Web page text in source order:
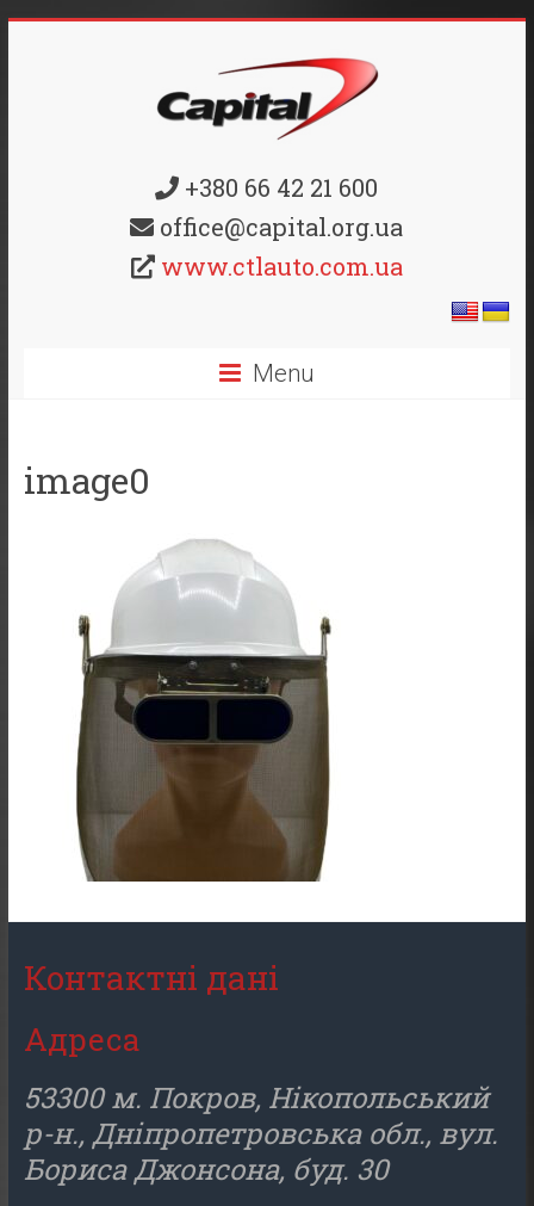
+380 66 42 21 600
office@capital.org.ua
www.ctlauto.com.ua
Menu
image0
Контактні дані
Адреса
53300 м. Покров, Нікопольський
р-н., Дніпропетровська обл., вул.
Бориса Джонсона, буд. 30